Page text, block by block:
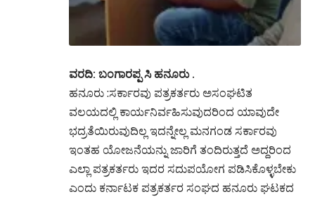
ವರದಿ: ಬಂಗಾರಪ್ಪ ಸಿ ಹನೂರು .
ಹನೂರು :ಸರ್ಕಾರವು ಪತ್ರಕರ್ತರು ಅಸಂಘಟಿತ
ವಲಯದಲ್ಲಿ ಕಾರ್ಯನಿರ್ವಹಿಸುವುದರಿಂದ ಯಾವುದೇ
ಭದ್ರತೆಯಿರುವುದಿಲ್ಲ ಇದನ್ನೇಲ್ಲ ಮನಗಂಡ ಸರ್ಕಾರವು
ಇಂತಹ ಯೋಜನೆಯನ್ನು ಜಾರಿಗೆ ತಂದಿರುತ್ತದೆ ಅದ್ದರಿಂದ
ಎಲ್ಲಾ ಪತ್ರಕರ್ತರು ಇದರ ಸದುಪಯೋಗ ಪಡಿಸಿಕೊಳ್ಳಬೇಕು
ಎಂದು ಕರ್ನಾಟಕ ಪತ್ರಕರ್ತರ ಸಂಘದ ಹನೂರು ಘಟಕದ